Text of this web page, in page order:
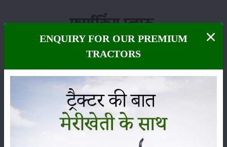
अपनी मजबूती, टिकाऊपन और बजट-फ्रेंडली कीमत के लिए काफी
ENQUIRY FOR OUR PREMIUM
TRACTORS